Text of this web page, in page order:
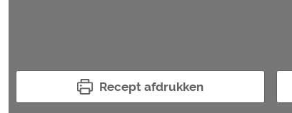
Recept afdrukken